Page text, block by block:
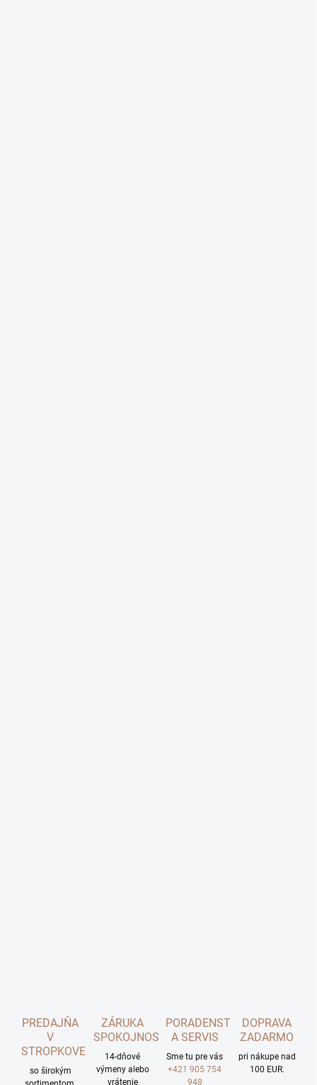
PREDAJŇA
V
STROPKOVE
so širokým
ZÁRUKA
SPOKOJNOSTI
14-dňové
výmeny alebo
vrátenie
PORADENSTVO
A SERVIS
Sme tu pre vás
+421 905 754
948
DOPRAVA
ZADARMO
pri nákupe nad
100 EUR.